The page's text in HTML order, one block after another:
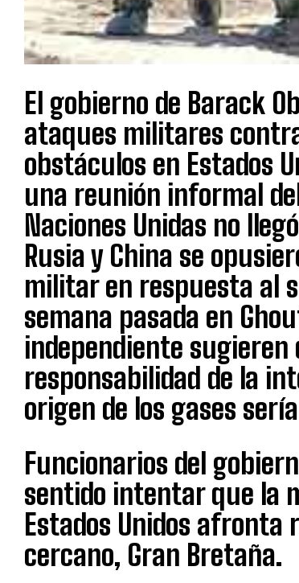
El gobierno de Barack
ataques militares
obstáculos en Estados
una reunión informal
Naciones Unidas no
Rusia y China se
militar en respuesta al
semana pasada en
independiente
responsabilidad de la
origen de los gases
Funcionarios del
sentido intentar que la
Estados Unidos afronta
cercano, Gran Bretaña.